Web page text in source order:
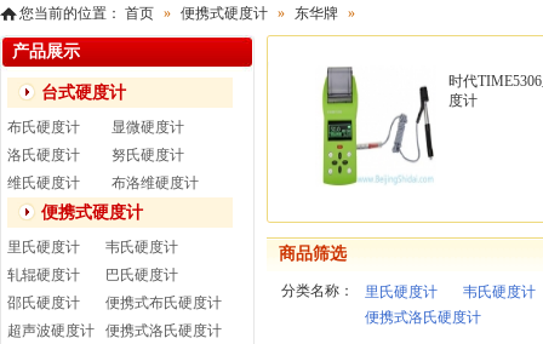
您当前的位置： 首页 » 便携式硬度计 » 东华牌 »
时代
度计
商品筛选
分类名称： 里氏硬度计
韦氏硬度计
便携式洛氏硬度计
产品展示
台式硬度计
布氏硬度计
显微硬度计
洛氏硬度计
努氏硬度计
维氏硬度计
布洛维硬度计
便携式硬度计
里氏硬度计
韦氏硬度计
轧辊硬度计
巴氏硬度计
邵氏硬度计
便携式布氏硬度计
超声波硬度计
便携式洛氏硬度计